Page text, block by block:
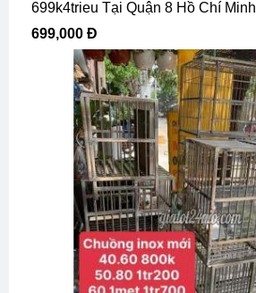
699k4trieu Tại Quận 8 Hồ Chí Minh
699,000 Đ